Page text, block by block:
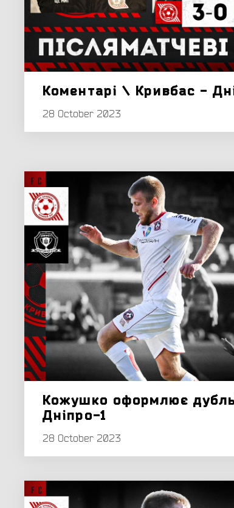
Коментарі \ Кривбас -
28 October 2023
Кожушко оформлює
Дніпро-1
28 October 2023